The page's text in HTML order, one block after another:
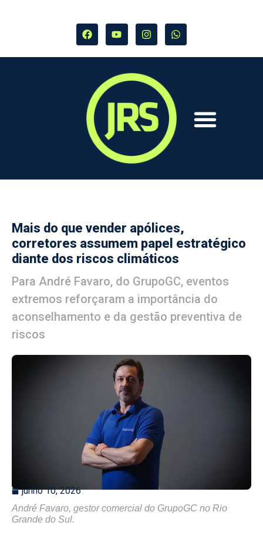
Mais do que vender apólices,
corretores assumem papel estratégico
diante dos riscos climáticos
Para André Favaro, do GrupoGC, eventos
extremos reforçaram a importância do
aconselhamento e da gestão preventiva de
riscos
junho 10, 2026
André Favaro, gestor comercial do GrupoGC no Rio
Grande do Sul.